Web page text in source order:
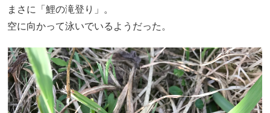
まさに「鯉の滝登り」。
空に向かって泳いでいるようだった。